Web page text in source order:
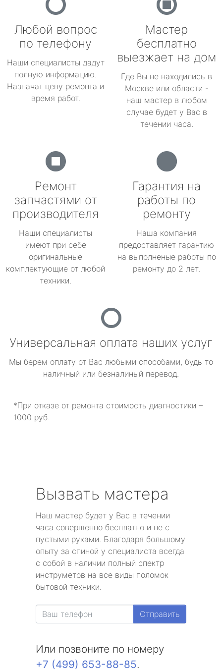
Любой вопрос
по телефону
Наши специалисты дадут
полную информацию.
Назначат цену ремонта и
время работ.
Мастер
бесплатно
выезжает на дом
Где Вы не находились в
Москве или области -
наш мастер в любом
случае будет у Вас в
течении часа.
Ремонт
запчастями от
производителя
Наши специалисты
имеют при себе
оригинальные
комплектующие от любой
техники.
Гарантия на
работы по
ремонту
Наша компания
предоставляет гарантию
на выполненые работы по
ремонту до 2 лет.
Универсальная оплата наших услуг
Мы берем оплату от Вас любыми способами, будь то
наличный или безналиный перевод.
*При отказе от ремонта стоимость диагностики –
1000 руб.
Вызвать мастера
Наш мастер будет у Вас в течении
часа совершенно бесплатно и не с
пустыми руками. Благодаря большому
опыту за спиной у специалиста всегда
с собой в наличии полный спектр
инструметов на все виды поломок
бытовой техники.
Отправить
Или позвоните по номеру
+7 (499) 653-88-85.